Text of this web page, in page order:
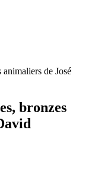
de José
bronzes